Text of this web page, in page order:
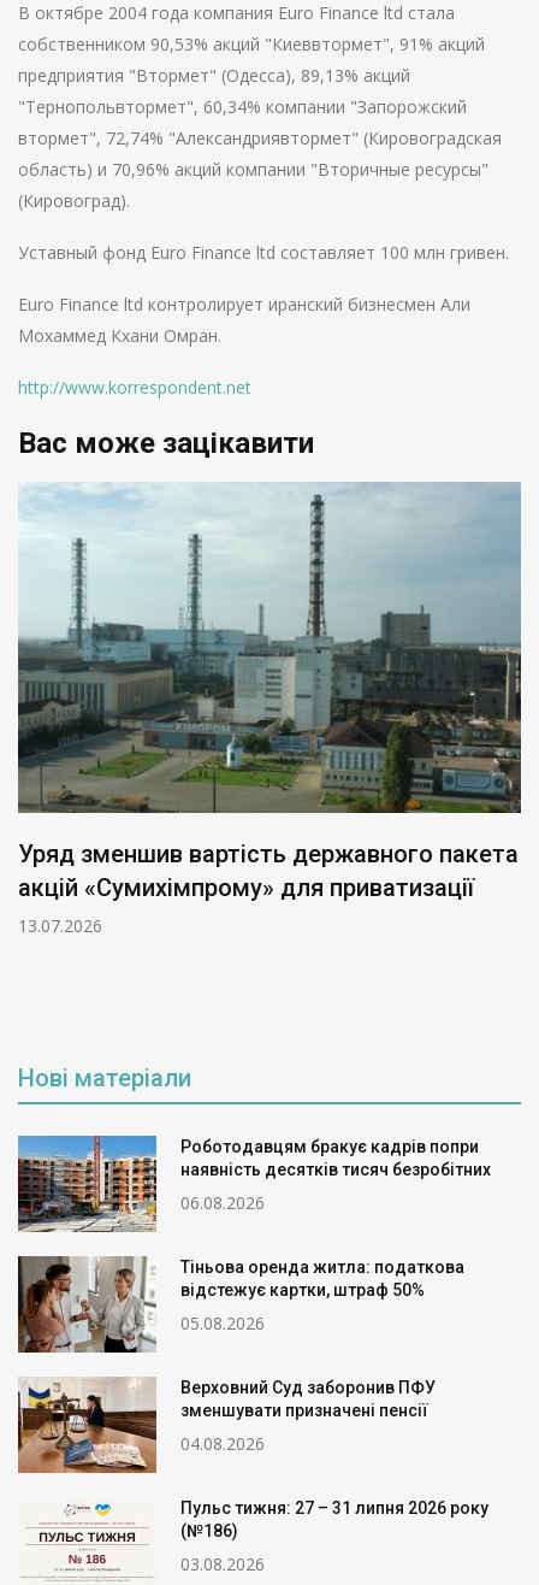
В октябре 2004 года компания Euro Finance ltd стала
собственником 90,53% акций "Киеввтормет", 91% акций
предприятия "Втормет" (Одесса), 89,13% акций
"Тернопольвтормет", 60,34% компании "Запорожский
втормет", 72,74% "Александриявтормет" (Кировоградская
область) и 70,96% акций компании "Вторичные ресурсы"
(Кировоград).
Уставный фонд Euro Finance ltd составляет 100 млн гривен.
Euro Finance ltd контролирует иранский бизнесмен Али
Мохаммед Кхани Омран.
http://www.korrespondent.net
Вас може зацікавити
Уряд зменшив вартість державного пакета
акцій «Сумихімпрому» для приватизації
13.07.2026
Нові матеріали
Роботодавцям бракує кадрів попри
наявність десятків тисяч безробітних
06.08.2026
Тіньова оренда житла: податкова
відстежує картки, штраф 50%
05.08.2026
Верховний Суд заборонив ПФУ
зменшувати призначені пенсії
04.08.2026
Пульс тижня: 27 – 31 липня 2026 року
(№186)
03.08.2026